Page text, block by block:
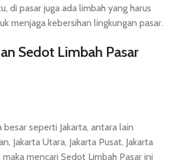
di pasar juga ada limbah yang harus
menjaga kebersihan lingkungan pasar.
Sedot Limbah Pasar
besar seperti Jakarta, antara lain
Jakarta Utara, Jakarta Pusat, Jakarta
mencari Sedot Limbah Pasar ini